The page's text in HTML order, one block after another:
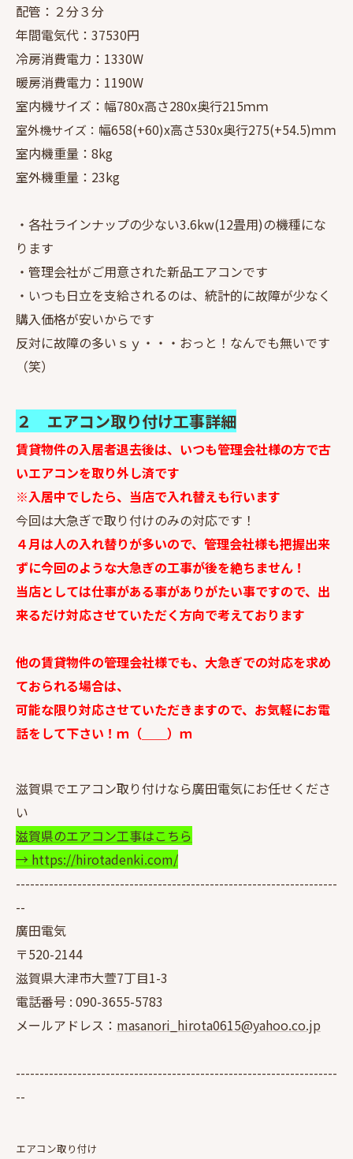
配管：２分３分
年間電気代：37530円
冷房消費電力：1330W
暖房消費電力：1190W
室内機サイズ：幅780x高さ280x奥行215ｍｍ
室外機サイズ： 幅658(+60)x高さ530x奥行275(+54.5)ｍｍ
室内機重量：8kg
室外機重量：23kg
・各社ラインナップの少ない3.6kw(12畳用)の機種にな
ります
・管理会社がご用意された新品エアコンです
・いつも日立を支給されるのは、統計的に故障が少なく
購入価格が安いからです
反対に故障の多いｓｙ・・・おっと！なんでも無いです
（笑）
２ エアコン取り付け工事詳細
賃貸物件の入居者退去後は、いつも管理会社様の方で古
いエアコンを取り外し済です
※入居中でしたら、当店で入れ替えも行います
今回は大急ぎで取り付けのみの対応です！
４月は人の入れ替りが多いので、管理会社様も把握出来
ずに今回のような大急ぎの工事が後を絶ちません！
当店としては仕事がある事がありがたい事ですので、出
来るだけ対応させていただく方向で考えております
他の賃貸物件の管理会社様でも、大急ぎでの対応を求め
ておられる場合は、
可能な限り対応させていただきますので、お気軽にお電
話をして下さい！ ｍ（＿＿）ｍ
滋賀県でエアコン取り付けなら廣田電気にお任せくださ
い
滋賀県のエアコン工事はこちら
→ https://hirotadenki.com/
--------------------------------------------------------------------
--
廣田電気
〒520-2144
滋賀県大津市大萱7丁目1-3
電話番号 : 090-3655-5783
メールアドレス： masanori_hirota0615@yahoo.co.jp
--------------------------------------------------------------------
--
エアコン取り付け